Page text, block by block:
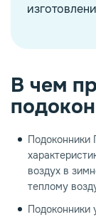
В чем
Подоконники
воздух в
теплому
Подоконники